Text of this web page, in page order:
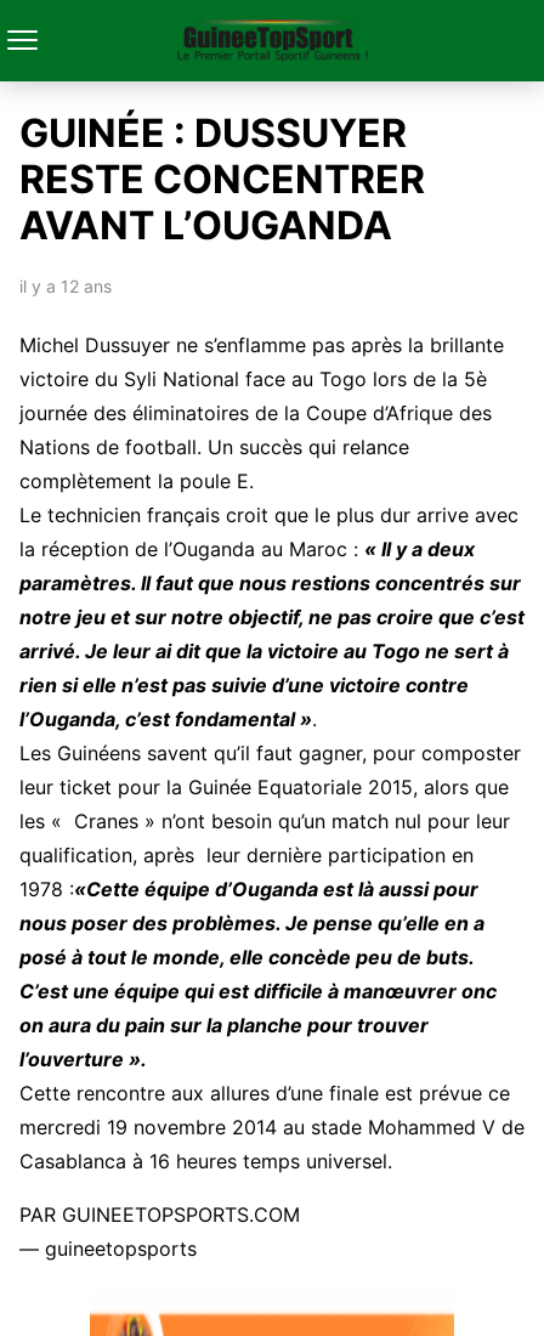
GUINÉE : DUSSUYER
RESTE CONCENTRER
AVANT L’OUGANDA
il y a 12 ans
Michel Dussuyer ne s’enflamme pas après la brillante
victoire du Syli National face au Togo lors de la 5è
journée des éliminatoires de la Coupe d’Afrique des
Nations de football. Un succès qui relance
complètement la poule E.
Le technicien français croit que le plus dur arrive avec
la réception de l’Ouganda au Maroc : « Il y a deux
paramètres. Il faut que nous restions concentrés sur
notre jeu et sur notre objectif, ne pas croire que c’est
arrivé. Je leur ai dit que la victoire au Togo ne sert à
rien si elle n’est pas suivie d’une victoire contre
l’Ouganda, c’est fondamental ».
Les Guinéens savent qu’il faut gagner, pour composter
leur ticket pour la Guinée Equatoriale 2015, alors que
les « Cranes » n’ont besoin qu’un match nul pour leur
qualification, après leur dernière participation en
1978 :«Cette équipe d’Ouganda est là aussi pour
nous poser des problèmes. Je pense qu’elle en a
posé à tout le monde, elle concède peu de buts.
C’est une équipe qui est difficile à manœuvrer onc
on aura du pain sur la planche pour trouver
l’ouverture ».
Cette rencontre aux allures d’une finale est prévue ce
mercredi 19 novembre 2014 au stade Mohammed V de
Casablanca à 16 heures temps universel.
PAR GUINEETOPSPORTS.COM
— guineetopsports